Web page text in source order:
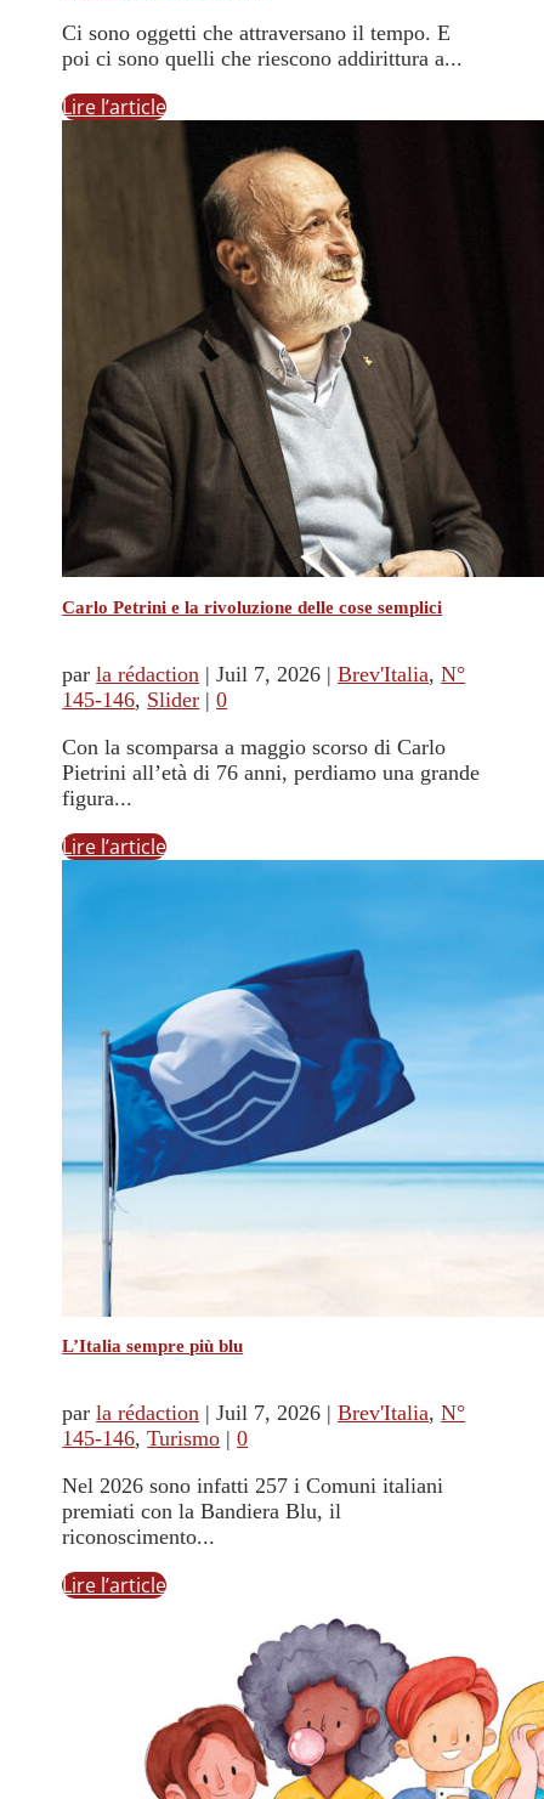
Ci sono oggetti che attraversano il tempo. E
poi ci sono quelli che riescono addirittura a...
Lire l’article
Carlo Petrini e la rivoluzione delle cose semplici
parla rédaction |Juil 7, 2026 |Brev'Italia,N°
145-146, Slider |0
Con la scomparsa a maggio scorso di Carlo
Pietrini all’età di 76 anni, perdiamo una grande
figura...
Lire l’article
L’Italia sempre più blu
parla rédaction |Juil 7, 2026 |Brev'Italia,N°
145-146,Turismo |0
Nel 2026 sono infatti 257 i Comuni italiani
premiati con la Bandiera Blu, il
riconoscimento...
Lire l’article